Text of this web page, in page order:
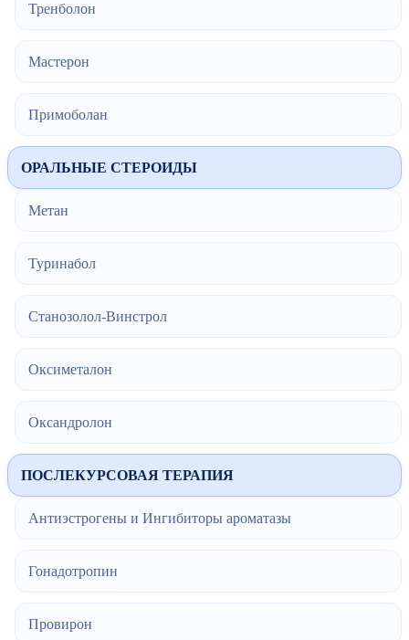
Тренболон
Мастерон
Примоболан
ОРАЛЬНЫЕ СТЕРОИДЫ
Метан
Туринабол
Станозолол-Винстрол
Оксиметалон
Оксандролон
ПОСЛЕКУРСОВАЯ ТЕРАПИЯ
Антиэстрогены и Ингибиторы ароматазы
Гонадотропин
Провирон